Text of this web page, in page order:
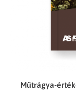
Műtrágya-